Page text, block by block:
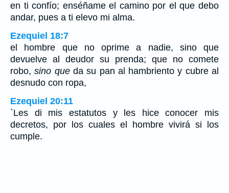
en ti confío; enséñame el camino por el que debo
andar, pues a ti elevo mi alma.
Ezequiel 18:7
el hombre que no oprime a nadie, sino que
devuelve al deudor su prenda; que no comete
robo,sino queda su pan al hambriento y cubre al
desnudo con ropa,
Ezequiel 20:11
`Les di mis estatutos y les hice conocer mis
decretos, por los cuales el hombre vivirá si los
cumple.